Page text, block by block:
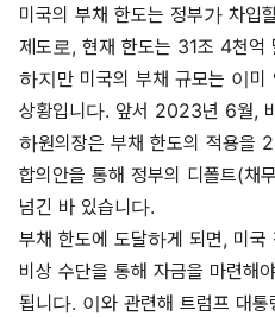
미국의 부채 한도는 정부가 차입
제도로, 현재 한도는 31조 4천
하지만 미국의 부채 규모는 이미
상황입니다. 앞서 2023년 6월,
하원의장은 부채 한도의 적용을
합의안을 통해 정부의 디폴트(채
넘긴 바 있습니다.
부채 한도에 도달하게 되면, 미
비상 수단을 통해 자금을 마련해
됩니다. 이와 관련해 트럼프 대